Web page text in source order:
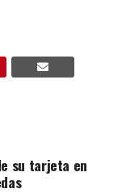
su tarjeta en